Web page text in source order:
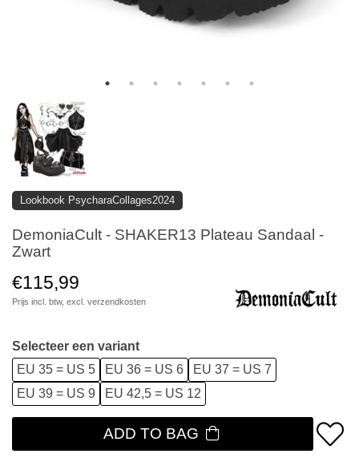
Lookbook PsycharaCollages2024
DemoniaCult - SHAKER13 Plateau Sandaal -
Zwart
€115,99
Prijs incl. btw, excl. verzendkosten
Selecteer een variant
EU 35 = US 5
EU 36 = US 6
EU 37 = US 7
EU 39 = US 9
EU 42,5 = US 12
ADD TO BAG